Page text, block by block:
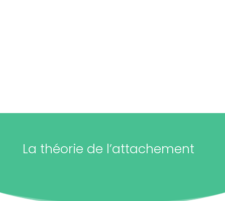
La théorie de l’attachement